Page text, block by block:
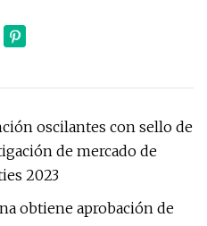
oscilantes con sello de
de mercado de
2023
obtiene aprobación de